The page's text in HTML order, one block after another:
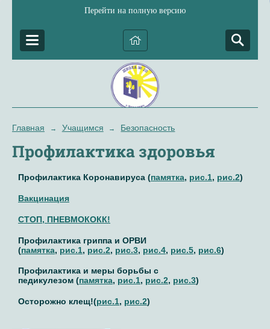
Перейти на полную версию
Главная → Учащимся → Безопасность
Профилактика здоровья
Профилактика Коронавируса (памятка, рис.1, рис.2)
Вакцинация
СТОП, ПНЕВМОКОКК!
Профилактика гриппа и ОРВИ
(памятка, рис.1, рис.2, рис.3, рис.4, рис.5, рис.6)
Профилактика и меры борьбы с
педикулезом (памятка, рис.1, рис.2, рис.3)
Осторожно клещ!(рис.1, рис.2)